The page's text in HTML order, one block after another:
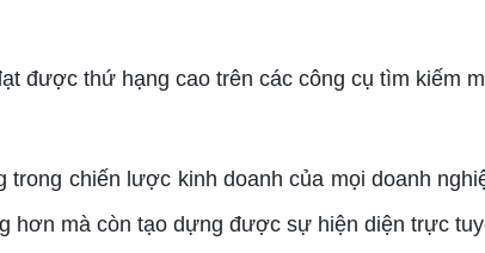
thứ hạng cao trên các công cụ tìm kiếm
chiến lược kinh doanh của mọi doanh
hơn mà còn tạo dựng được sự hiện diện trực